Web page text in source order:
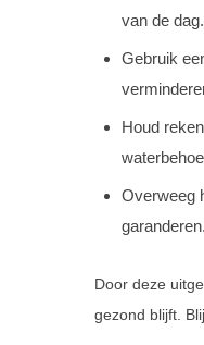
van de dag.
Gebruik
Houd
Overweeg
garanderen.
Door deze
gezond blijft.